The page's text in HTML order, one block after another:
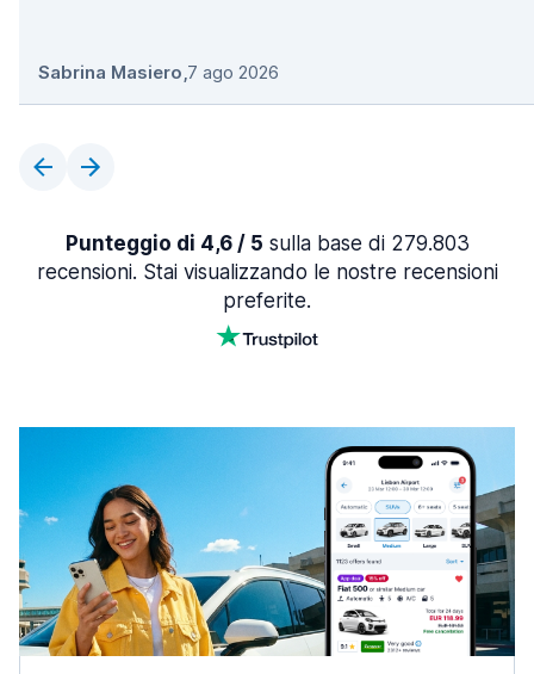
Sabrina Masiero,7 ago 2026
Punteggio di 4,6 / 5 sulla base di 279.803
recensioni. Stai visualizzando le nostre recensioni
preferite.